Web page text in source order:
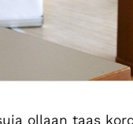
ollaan taas